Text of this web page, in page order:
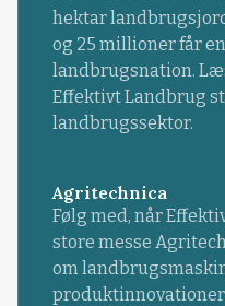
hektar
og 25 millioner får
landbrugsnation.
Effektivt Landbrug
landbrugssektor.
Agritechnica
Følg med, når
store messe
om
produktinnovationer